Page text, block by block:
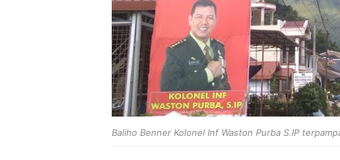
Baliho Benner Kolonel Inf Waston Purba S.IP